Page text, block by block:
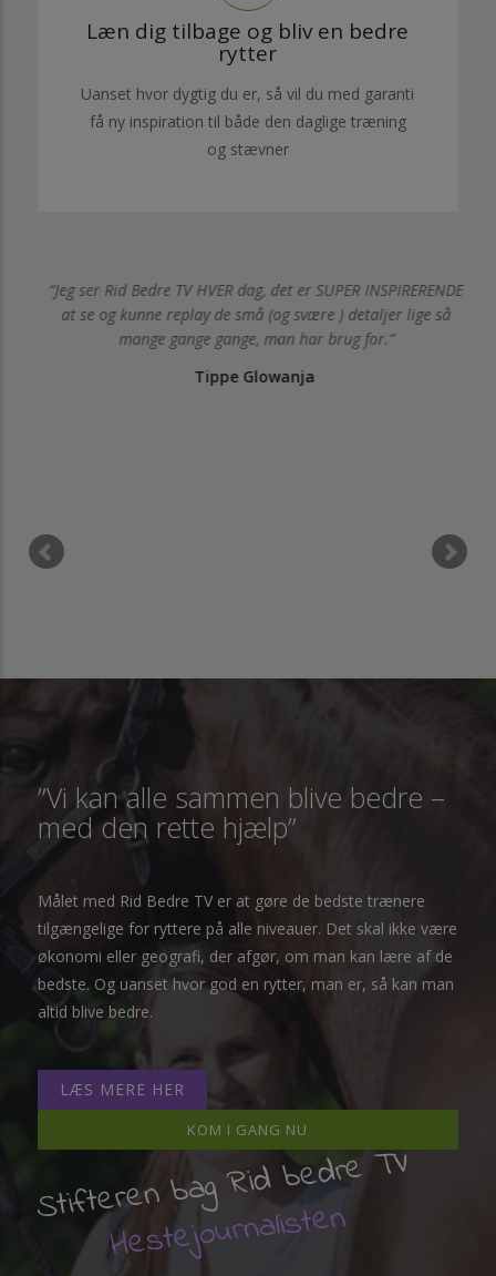
Læn dig tilbage og bliv en bedre
rytter
Uanset hvor dygtig du er, så vil du med garanti
få ny inspiration til både den daglige træning
og stævner
Jeg ser Rid Bedre TV HVER dag, det er SUPER INSPIRERENDE
at se og kunne replay de små (og svære ) detaljer lige så
mange gange gange, man har brug for.
Tippe Glowanja
”Vi kan alle sammen blive bedre –
med den rette hjælp”
Målet med Rid Bedre TV er at gøre de bedste trænere
tilgængelige for ryttere på alle niveauer. Det skal ikke være
økonomi eller geografi, der afgør, om man kan lære af de
bedste. Og uanset hvor god en rytter, man er, så kan man
altid blive bedre.
LÆS MERE HER
KOM I GANG NU
Stifteren bag Rid bedre TV
Hestejournalisten